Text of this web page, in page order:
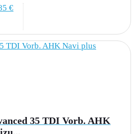
automatisch abblendend
abgedunkelt
€
35 TDI Vorb. AHK